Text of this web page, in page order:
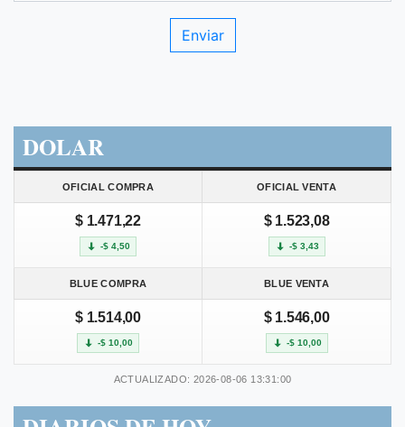
DOLAR
OFICIAL COMPRA OFICIAL VENTA
$ 1.471,22
-$ 4,50
$ 1.523,08
-$ 3,43
BLUE COMPRA BLUE VENTA
$ 1.514,00
-$ 10,00
$ 1.546,00
-$ 10,00
ACTUALIZADO: 2026-08-06 13:31:00